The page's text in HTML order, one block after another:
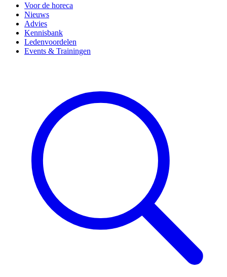
Voor de horeca
Nieuws
Advies
Kennisbank
Ledenvoordelen
Events & Trainingen